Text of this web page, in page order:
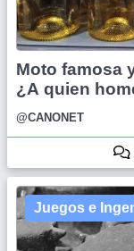
Moto famosa
¿A quien
@CANONET
Juegos e